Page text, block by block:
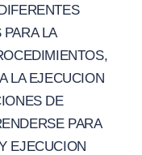
LA
LA EJECUCION
DE
PARA
EJECUCION